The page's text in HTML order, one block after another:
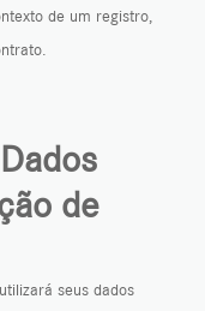
de um registro,
de
seus dados